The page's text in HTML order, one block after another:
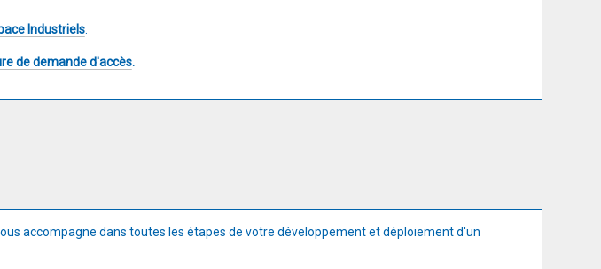
Industriels
de demande d'accès.
accompagne dans toutes les étapes de votre développement et déploiement d'un